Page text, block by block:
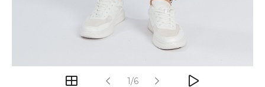
1/6